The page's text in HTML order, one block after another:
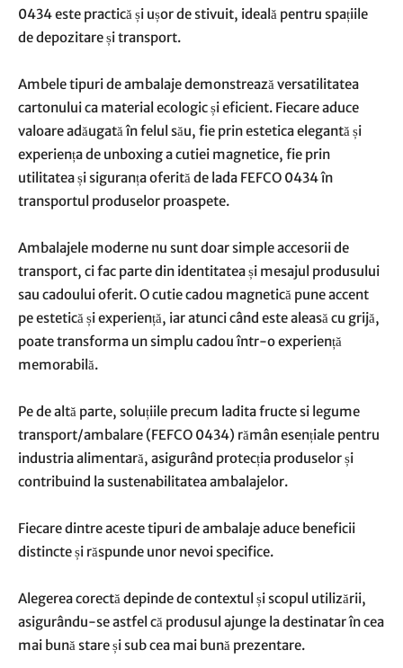
0434 este practică și ușor de stivuit, ideală pentru spațiile
de depozitare și transport.
Ambele tipuri de ambalaje demonstrează versatilitatea
cartonului ca material ecologic și eficient. Fiecare aduce
valoare adăugată în felul său, fie prin estetica elegantă și
experiența de unboxing a cutiei magnetice, fie prin
utilitatea și siguranța oferită de lada FEFCO 0434 în
transportul produselor proaspete.
Ambalajele moderne nu sunt doar simple accesorii de
transport, ci fac parte din identitatea și mesajul produsului
sau cadoului oferit. O cutie cadou magnetică pune accent
pe estetică și experiență, iar atunci când este aleasă cu grijă,
poate transforma un simplu cadou într-o experiență
memorabilă.
Pe de altă parte, soluțiile precum ladita fructe si legume
transport/ambalare (FEFCO 0434) rămân esențiale pentru
industria alimentară, asigurând protecția produselor și
contribuind la sustenabilitatea ambalajelor.
Fiecare dintre aceste tipuri de ambalaje aduce beneficii
distincte și răspunde unor nevoi specifice.
Alegerea corectă depinde de contextul și scopul utilizării,
asigurându-se astfel că produsul ajunge la destinatar în cea
mai bună stare și sub cea mai bună prezentare.